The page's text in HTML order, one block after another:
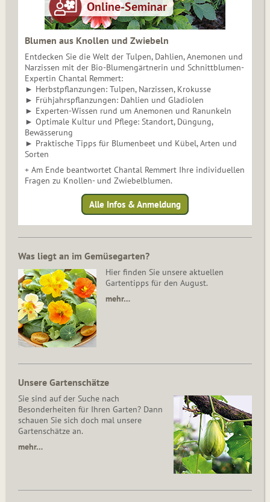
Blumen aus Knollen und Zwiebeln
Entdecken Sie die Welt der Tulpen, Dahlien, Anemonen und
Narzissen mit der Bio-Blumengärtnerin und Schnittblumen-
Expertin Chantal Remmert:
► Herbstpflanzungen: Tulpen, Narzissen, Krokusse
► Frühjahrspflanzungen: Dahlien und Gladiolen
► Experten-Wissen rund um Anemonen und Ranunkeln
► Optimale Kultur und Pflege: Standort, Düngung,
Bewässerung
► Praktische Tipps für Blumenbeet und Kübel, Arten und
Sorten
+ Am Ende beantwortet Chantal Remmert Ihre individuellen
Fragen zu Knollen- und Zwiebelblumen.
Alle Infos & Anmeldung
Was liegt an im Gemüsegarten?
Hier finden Sie unsere aktuellen
Gartentipps für den August.
mehr…
Unsere Gartenschätze
Sie sind auf der Suche nach
Besonderheiten für Ihren Garten? Dann
schauen Sie sich doch mal unsere
Gartenschätze an.
mehr…